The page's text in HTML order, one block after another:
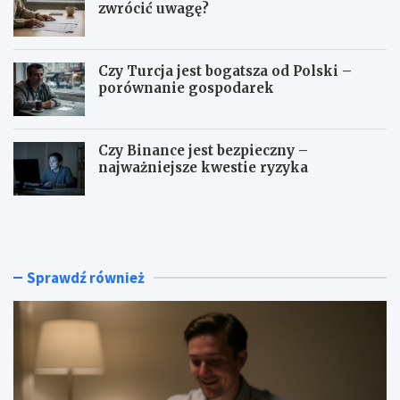
zwrócić uwagę?
Czy Turcja jest bogatsza od Polski –
porównanie gospodarek
Czy Binance jest bezpieczny –
najważniejsze kwestie ryzyka
I
g
n
N
p
ó
Sprawdź również